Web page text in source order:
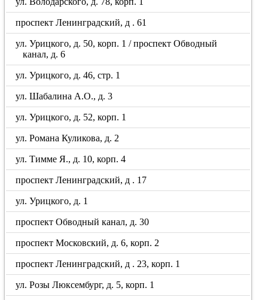
проспект Ленинградский, д . 61
ул. Урицкого, д. 50, корп. 1 / проспект Обводный
канал, д. 6
ул. Урицкого, д. 46, стр. 1
ул. Шабалина А.О., д. 3
ул. Урицкого, д. 52, корп. 1
ул. Романа Куликова, д. 2
ул. Тимме Я., д. 10, корп. 4
проспект Ленинградский, д . 17
ул. Урицкого, д. 1
проспект Обводный канал, д. 30
проспект Московский, д. 6, корп. 2
проспект Ленинградский, д . 23, корп. 1
ул. Розы Люксембург, д. 5, корп. 1